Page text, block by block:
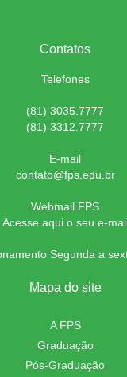
Contatos
Telefones
(81) 3035.7777
(81) 3312.7777
E-mail
contato@fps.edu.br
Webmail FPS
Acesse aqui o seu e-
Segunda a
Mapa do site
A FPS
Graduação
Pós-Graduação